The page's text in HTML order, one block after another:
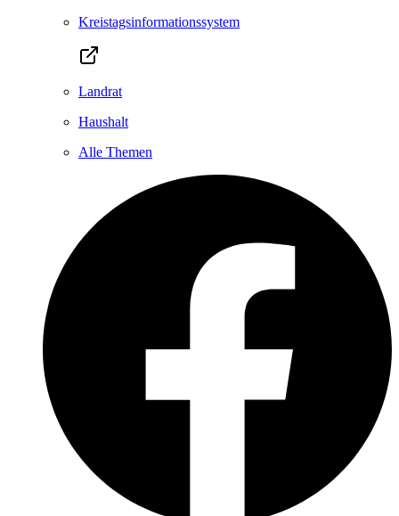
Kreistagsinformationssystem
Landrat
Haushalt
Alle Themen